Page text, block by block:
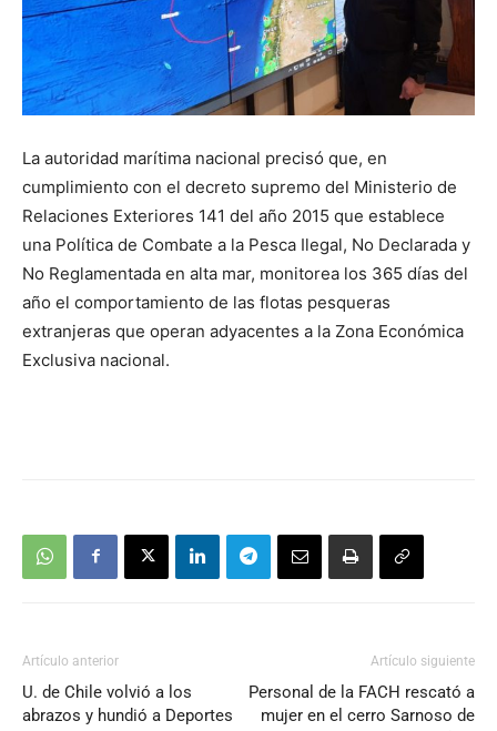
La autoridad marítima nacional precisó que, en
cumplimiento con el decreto supremo del Ministerio de
Relaciones Exteriores 141 del año 2015 que establece
una Política de Combate a la Pesca Ilegal, No Declarada y
No Reglamentada en alta mar, monitorea los 365 días del
año el comportamiento de las flotas pesqueras
extranjeras que operan adyacentes a la Zona Económica
Exclusiva nacional.
Artículo anterior
U. de Chile volvió a los
abrazos y hundió a Deportes
Artículo siguiente
Personal de la FACH rescató a
mujer en el cerro Sarnoso de